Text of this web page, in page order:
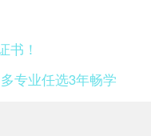
书！
专业任选3年畅学